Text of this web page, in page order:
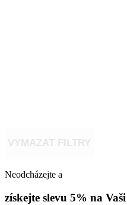
Neodcházejte a
získejte slevu 5% na